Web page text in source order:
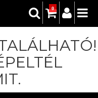
0